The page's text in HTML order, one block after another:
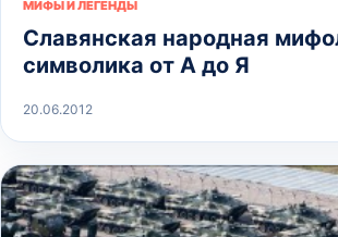
МИФЫ И ЛЕГЕНДЫ
Славянская народная
символика от А до Я
20.06.2012